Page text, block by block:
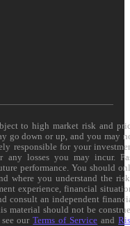
to high market risk and
go down or up, and you may
responsible for your
losses you may incur.
performance. You should
where you understand the
experience, financial
consult an independent
material should not be
see ourTerms of Service and